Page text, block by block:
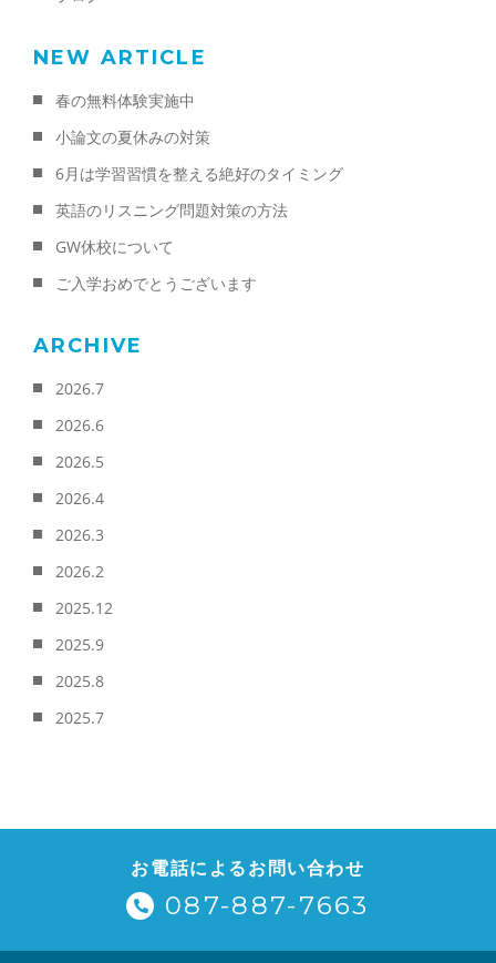
NEW ARTICLE
春の無料体験実施中
小論文の夏休みの対策
6月は学習習慣を整える絶好のタイミング
英語のリスニング問題対策の方法
GW休校について
ご入学おめでとうございます
ARCHIVE
2026.7
2026.6
2026.5
2026.4
2026.3
2026.2
2025.12
2025.9
2025.8
2025.7
お電話によるお問い合わせ
087-887-7663